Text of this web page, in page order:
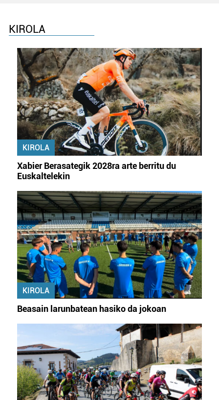
KIROLA
KIROLA
Xabier Berasategik 2028ra arte berritu du
Euskaltelekin
KIROLA
Beasain larunbatean hasiko da jokoan